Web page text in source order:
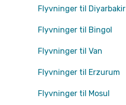
Flyvninger til Diyarbakir
Flyvninger til Bingol
Flyvninger til Van
Flyvninger til Erzurum
Flyvninger til Mosul